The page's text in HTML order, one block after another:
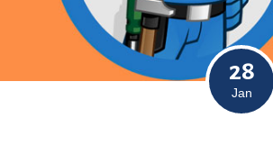
28
Jan